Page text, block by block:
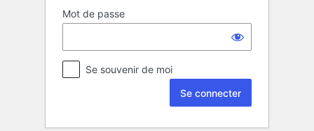
Mot de passe
Se souvenir de moi